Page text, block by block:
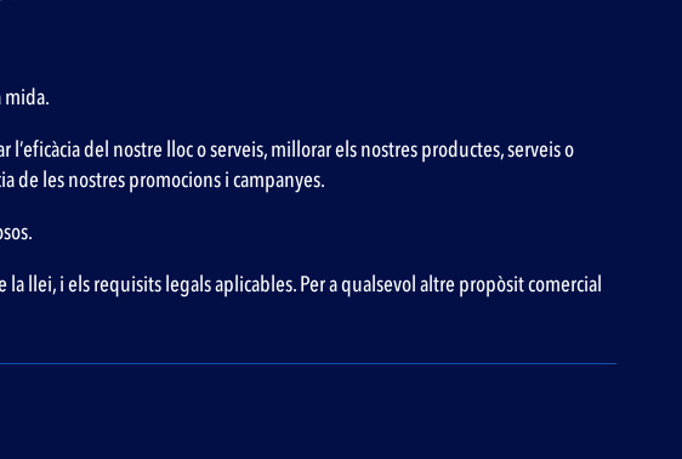
mida.
del nostre lloc o serveis, millorar els nostres productes, serveis o
de les nostres promocions i campanyes.
la llei, i els requisits legals aplicables. Per a qualsevol altre propòsit comercial